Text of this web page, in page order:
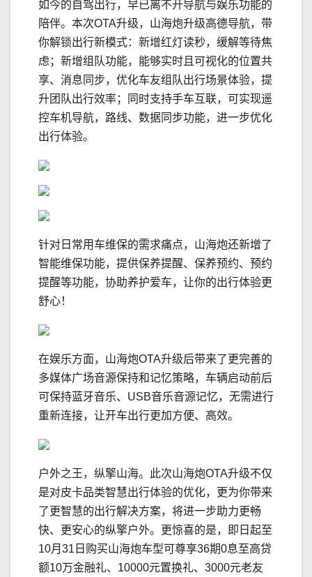
如今的自驾出行，早已离不开导航与娱乐功能的
陪伴。本次OTA升级，山海炮升级高德导航，带
你解锁出行新模式：新增红灯读秒，缓解等待焦
虑；新增组队功能，能够实时且可视化的位置共
享、消息同步，优化车友组队出行场景体验，提
升团队出行效率；同时支持手车互联，可实现遥
控车机导航，路线、数据同步功能，进一步优化
出行体验。
针对日常用车维保的需求痛点，山海炮还新增了
智能维保功能，提供保养提醒、保养预约、预约
提醒等功能，协助养护爱车，让你的出行体验更
舒心！
在娱乐方面，山海炮OTA升级后带来了更完善的
多媒体广场音源保持和记忆策略，车辆启动前后
可保持蓝牙音乐、USB音乐音源记忆，无需进行
重新连接，让开车出行更加方便、高效。
户外之王，纵擎山海。此次山海炮OTA升级不仅
是对皮卡品类智慧出行体验的优化，更为你带来
了更智慧的出行解决方案，将进一步助力更畅
快、更安心的纵擎户外。更惊喜的是，即日起至
10月31日购买山海炮车型可尊享36期0息至高贷
额10万金融礼、10000元置换礼、3000元老友